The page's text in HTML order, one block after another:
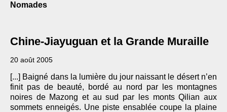
nomades
Chine-Jiayuguan et la Grande Muraille
20 août 2005
[...] Baigné dans la lumière du jour naissant le désert n’en
finit pas de beauté, bordé au nord par les montagnes
noires de Mazong et au sud par les monts Qilian aux
sommets enneigés. Une piste ensablée coupe la plaine